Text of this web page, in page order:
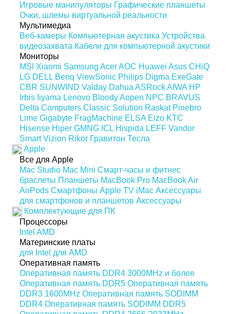
Игровые манипуляторы Графические планшеты
Очки, шлемы виртуальной реальности
Мультимедиа
Веб-камеры Компьютерная акустика Устройства
видеозахвата Кабели для компьютерной акустики
Мониторы
MSI Xiaomi Samsung AcerAOC Huawei Asus CHiQ
LG DELL Benq ViewSonic Philips Digma ExeGate
CBR SUNWIND Valday Dahua ASRockAIWA HP
Irbis Iiyama Lenovo BloodyAopen NPC BRAVUS
Delta Computers Classic Solution Raskat Pinebro
Lime Gigabyte FragMachine ELSA Eizo KTC
Hisense Hiper GMNG ICL Hispida LEFF Vandor
Smart Vizion Rikor Гравитон Тесла
Apple
Все для Apple
Mac Studio Mac Mini Смарт-часы и фитнес
браслеты Планшеты MacBook Pro MacBook Air
AirPods Смартфоны Apple TV iMac Аксессуары
для смартфонов и планшетов Аксессуары
Комплектующие для ПК
Процессоры
Intel AMD
Материнские платы
для Intel для AMD
Оперативная память
Оперативная память DDR4 3000MHz и более
Оперативная память DDR5 Оперативная память
DDR3 1600MHz Оперативная память SODIMM
DDR4 Оперативная память SODIMM DDR5